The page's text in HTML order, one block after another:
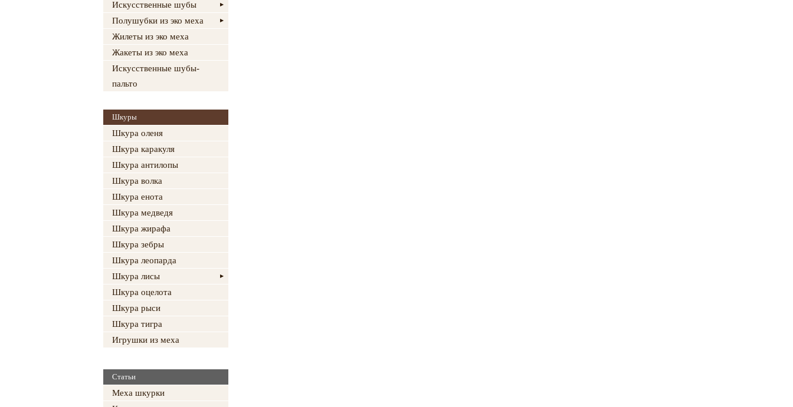
Искусственные шубы
Полушубки из эко меха
Жилеты из эко меха
Жакеты из эко меха
Искусственные шубы-
пальто
Шкуры
Шкура оленя
Шкура каракуля
Шкура антилопы
Шкура волка
Шкура енота
Шкура медведя
Шкура жирафа
Шкура зебры
Шкура леопарда
Шкура лисы
Шкура оцелота
Шкура рыси
Шкура тигра
Игрушки из меха
Статьи
Меха шкурки